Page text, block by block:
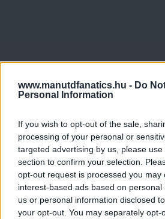
www.manutdfanatics.hu - Do
Personal Information
If you wish to opt-out of the sale,
processing of your personal or
targeted advertising by us, please
section to confirm your selection.
opt-out request is processed you may
interest-based ads based on
us or personal information disclosed
your opt-out. You may separately opt-